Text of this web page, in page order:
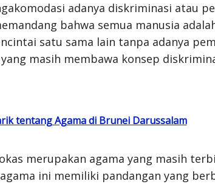
adanya diskriminasi atau
bahwa semua manusia
satu sama lain tanpa adanya
masih membawa konsep
tentang Agama di Brunei Darussalam
merupakan agama yang masih
ini memiliki pandangan yang